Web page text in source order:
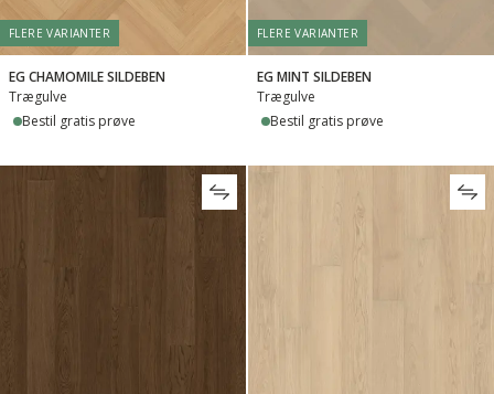
FLERE VARIANTER
EG CHAMOMILE SILDEBEN
Trægulve
Bestil gratis prøve
FLERE VARIANTER
EG MINT SILDEBEN
Trægulve
Bestil gratis prøve